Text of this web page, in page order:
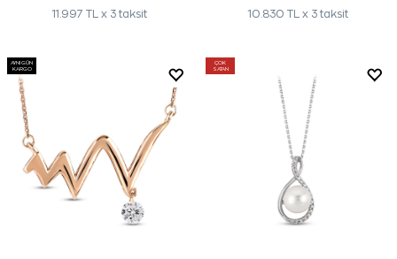
11.997 TL x 3 taksit 10.830 TL x 3 taksit
AYNI GÜN
KARGO
ÇOK
SATAN